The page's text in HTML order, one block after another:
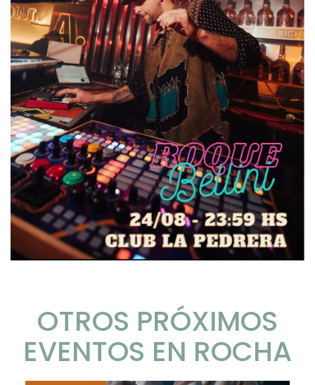
OTROS PRÓXIMOS
EVENTOS EN ROCHA